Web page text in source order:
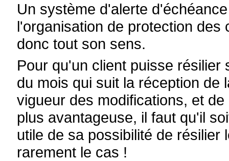
Un système d'alerte
l'organisation de protection
donc tout son sens.
Pour qu'un client puisse
du mois qui suit la réception de
vigueur des modifications, et
plus avantageuse, il faut qu'il
utile de sa possibilité de
rarement le cas !